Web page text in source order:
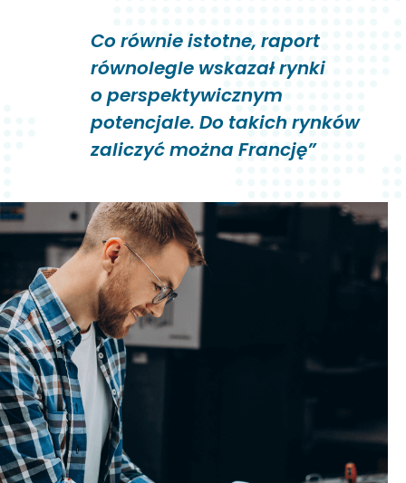
Co równie istotne, raport
równolegle wskazał rynki
o perspektywicznym
potencjale. Do takich rynków
zaliczyć można Francję”